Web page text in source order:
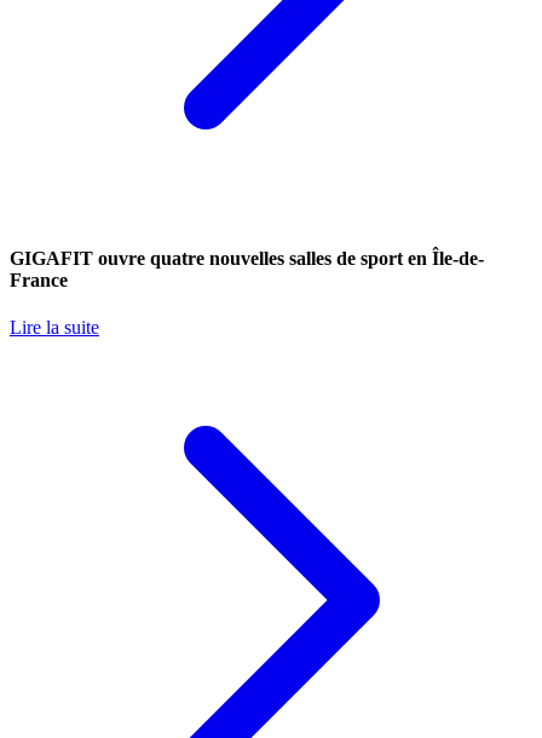
GIGAFIT ouvre quatre nouvelles salles de sport en Île-de-
France
Lire la suite